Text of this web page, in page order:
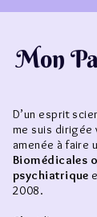
Mon
D’un esprit
me suis dirigée
amenée à faire
Biomédicales
psychiatrique
2008.